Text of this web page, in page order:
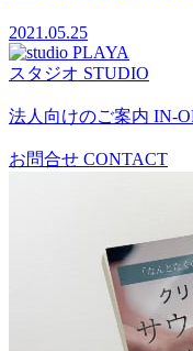
2021.05.25
スタジオ STUDIO
法人向けのご案内 IN-
お問合せ CONTACT